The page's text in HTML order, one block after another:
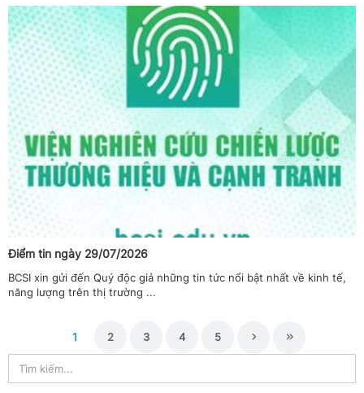
Điểm tin ngày 29/07/2026
BCSI xin gửi đến Quý độc giả những tin tức nổi bật nhất về kinh tế,
năng lượng trên thị trường ...
1 2 3 4 5